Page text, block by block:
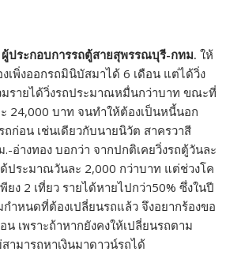
ประกอบการรถตู้สายสุพรรณบุรี-กทม. ให้
เพิ่งออกรถมินิบัสมาได้6 เดือน แต่ได้วิ่ง
มรายได้วิ่งรถประมาณหมื่นกว่าบาท ขณะที่
24,000 บาท จนทำให้ต้องเป็นหนี้นอก
ถก่อน เช่นเดียวกับนายนิวัต สาครวาสี
อ่างทอง บอกว่า จากปกติเคยวิ่งรถตู้วันละ
ด้ประมาณวันละ 2,000 กว่าบาท แต่ช่วงโค
ยง 2 เที่ยว รายได้หายไปกว่า50% ซึ่งในปี
ำหนดที่ต้องเปลี่ยนรถแล้ว จึงอยากร้องขอ
น เพราะถ้าหากยังคงให้เปลี่ยนรถตาม
ามารถหาเงินมาดาวน์รถได้